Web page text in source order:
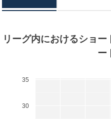
リーグ内におけるショ
ー
30
35